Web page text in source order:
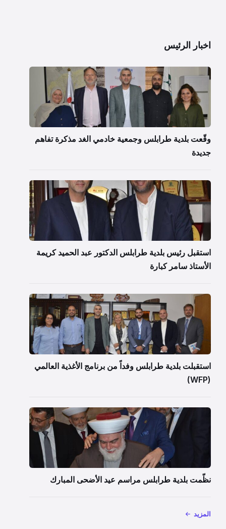
اخبار الرئيس
وقّعت بلدية طرابلس وجمعية خادمي الغد مذكرة تفاهم
جديدة
استقبل رئيس بلدية طرابلس الدكتور عبد الحميد كريمة
الأستاذ سامر كبارة
استقبلت بلدية طرابلس وفداً من برنامج الأغذية العالمي
(WFP)
نظّمت بلدية طرابلس مراسم عيد الأضحى المبارك
المزيد